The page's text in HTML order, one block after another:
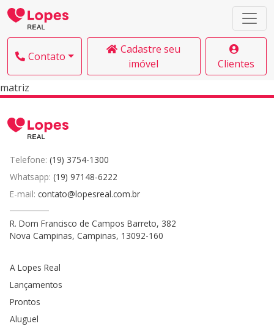
Contato
Cadastre seu
imóvel
Clientes
matriz
Telefone: (19) 3754-1300
Whatsapp: (19) 97148-6222
E-mail: contato@lopesreal.com.br
R. Dom Francisco de Campos Barreto, 382
Nova Campinas, Campinas, 13092-160
A Lopes Real
Lançamentos
Prontos
Aluguel